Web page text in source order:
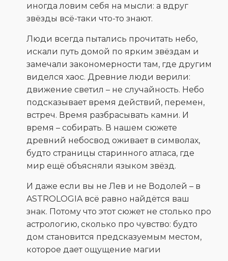
иногда ловим себя на мысли: а вдруг
звёзды всё-таки что-то знают.
Люди всегда пытались прочитать небо,
искали путь домой по ярким звёздам и
замечали закономерности там, где другим
виделся хаос. Древние люди верили:
движение светил – не случайность. Небо
подсказывает время действий, перемен,
встреч. Время разбрасывать камни. И
время – собирать. В нашем сюжете
древний небосвод оживает в символах,
будто страницы старинного атласа, где
мир ещё объясняли языком звёзд.
И даже если вы не Лев и не Водолей – в
ASTROLOGIA всё равно найдётся ваш
знак. Потому что этот сюжет не столько про
астрологию, сколько про чувство: будто
дом становится предсказуемым местом,
которое дает ощущение магии